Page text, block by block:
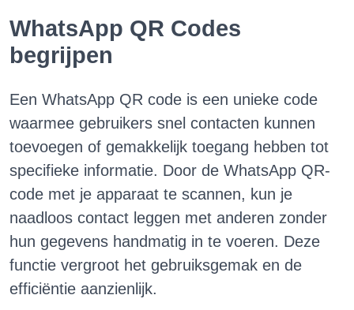
WhatsApp QR Codes
begrijpen
Een WhatsApp QR code is een unieke code
waarmee gebruikers snel contacten kunnen
toevoegen of gemakkelijk toegang hebben tot
specifieke informatie. Door de WhatsApp QR-
code met je apparaat te scannen, kun je
naadloos contact leggen met anderen zonder
hun gegevens handmatig in te voeren. Deze
functie vergroot het gebruiksgemak en de
efficiëntie aanzienlijk.